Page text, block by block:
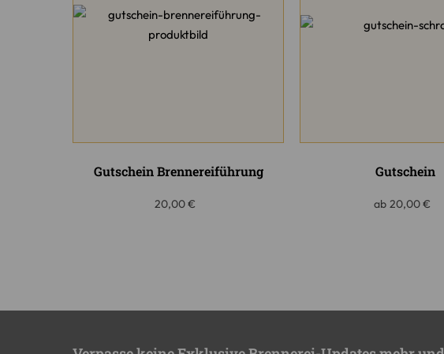
Gutschein Brennereiführung
20,00€
Gutschein
ab 20,00€